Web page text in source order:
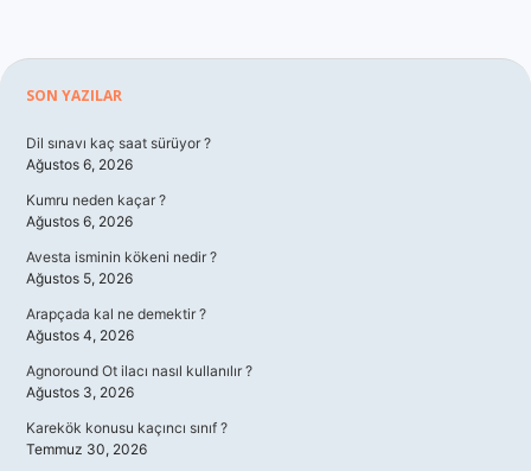
Sidebar
SON YAZILAR
Dil sınavı kaç saat sürüyor ?
Ağustos 6, 2026
Kumru neden kaçar ?
Ağustos 6, 2026
Avesta isminin kökeni nedir ?
Ağustos 5, 2026
Arapçada kal ne demektir ?
Ağustos 4, 2026
Agnoround Ot ilacı nasıl kullanılır ?
Ağustos 3, 2026
Karekök konusu kaçıncı sınıf ?
Temmuz 30, 2026